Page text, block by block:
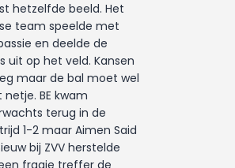
hetzelfde beeld. Het
team speelde met
en deelde de
uit op het veld. Kansen
maar de bal moet wel
netje. BE kwam
terug in de
1-2 maar Aimen Said
bij ZVV herstelde